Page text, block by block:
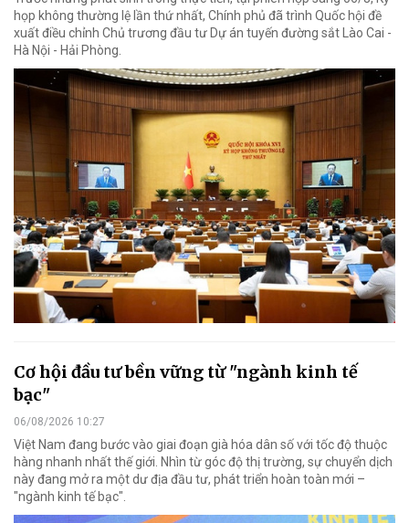
họp không thường lệ lần thứ nhất, Chính phủ đã trình Quốc hội đề
xuất điều chỉnh Chủ trương đầu tư Dự án tuyến đường sắt Lào Cai -
Hà Nội - Hải Phòng.
Cơ hội đầu tư bền vững từ "ngành kinh tế
bạc"
06/08/2026 10:27
Việt Nam đang bước vào giai đoạn già hóa dân số với tốc độ thuộc
hàng nhanh nhất thế giới. Nhìn từ góc độ thị trường, sự chuyển dịch
này đang mở ra một dư địa đầu tư, phát triển hoàn toàn mới –
"ngành kinh tế bạc".